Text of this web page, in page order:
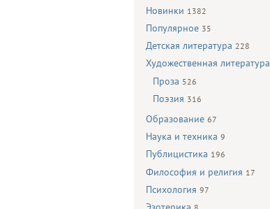
Новинки 1382
Популярное 35
Детская литература 228
Художественная литература
Проза 526
Поэзия 316
Образование 67
Наука и техника 9
Публицистика 196
Философия и религия 17
Психология 97